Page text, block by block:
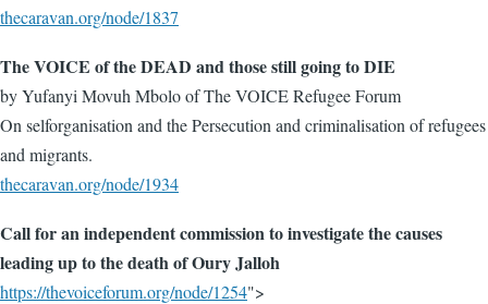
thecaravan.org/node/1837
The VOICE of the DEAD and those still going to DIE
by Yufanyi Movuh Mbolo of The VOICE Refugee Forum
On selforganisation and the Persecution and criminalisation of refugees
and migrants.
thecaravan.org/node/1934
Call for an independent commission to investigate the causes
leading up to the death of Oury Jalloh
https://thevoiceforum.org/node/1254">